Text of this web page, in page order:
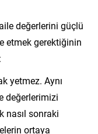
değerlerini güçlü
etmek gerektiğinin
yetmez. Aynı
değerlerimizi
nasıl sonraki
ortaya